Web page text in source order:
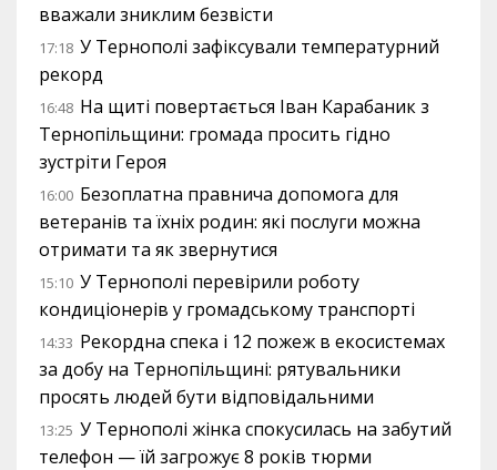
вважали зниклим безвісти
17:18 У Тернополі зафіксували температурний
рекорд
16:48 На щиті повертається Іван Карабаник з
Тернопільщини: громада просить гідно
зустріти Героя
16:00 Безоплатна правнича допомога для
ветеранів та їхніх родин: які послуги можна
отримати та як звернутися
15:10 У Тернополі перевірили роботу
кондиціонерів у громадському транспорті
14:33 Рекордна спека і 12 пожеж в екосистемах
за добу на Тернопільщині: рятувальники
просять людей бути відповідальними
13:25 У Тернополі жінка спокусилась на забутий
телефон — їй загрожує 8 років тюрми